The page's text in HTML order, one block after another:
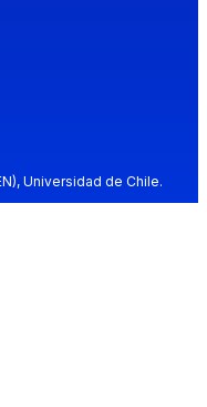
Universidad de Chile.